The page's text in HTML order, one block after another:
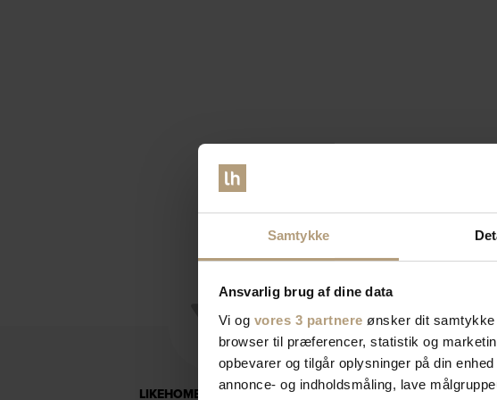
Samtykke
Ansvarlig brug af dine data
Vi og vores 3 partnere ønsker dit
browser til præferencer, statistik og
opbevarer og tilgår oplysninger på din
annonce- og indholdsmåling, lave
LIKEHOME'S KUNDEKLUB